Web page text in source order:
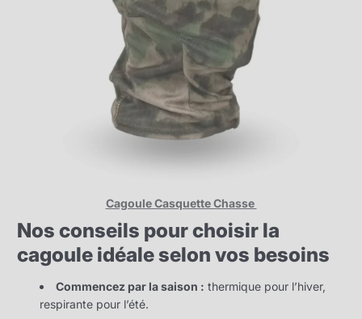
Cagoule Casquette Chasse
Nos conseils pour choisir la
cagoule idéale selon vos besoins
Commencez par la saison : thermique pour l’hiver,
respirante pour l’été.